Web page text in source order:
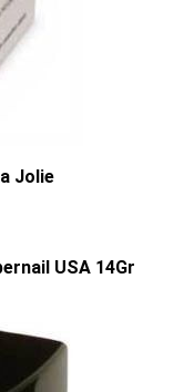
Jolie
USA 14Gr